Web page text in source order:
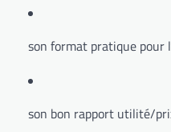
son format pratique pour
son bon rapport utilité/